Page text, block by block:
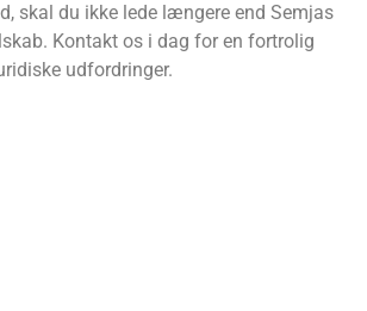
skal du ikke lede længere end Semjas
Kontakt os i dag for en fortrolig
udfordringer.